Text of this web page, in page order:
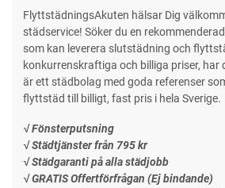
FlyttstädningsAkuten hälsar Dig
städservice! Söker du en
som kan leverera slutstädning och
konkurrenskraftiga och billiga priser, har
är ett städbolag med goda referenser
flyttstäd till billigt, fast pris i hela Sverige.
√ Fönsterputsning
√ Städtjänster från 795 kr
√ Städgaranti på alla städjobb
√ GRATIS Offertförfrågan (Ej bindande)